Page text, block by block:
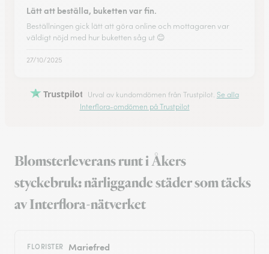
Lätt att beställa, buketten var fin.
Beställningen gick lätt att göra online och mottagaren var
väldigt nöjd med hur buketten såg ut 😊
27/10/2025
Trustpilot Urval av kundomdömen från Trustpilot. Se alla
Interflora-omdömen på Trustpilot
Blomsterleverans runt i Åkers
styckebruk: närliggande städer som täcks
av Interflora-nätverket
FLORISTER Mariefred